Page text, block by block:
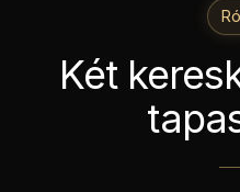
Két